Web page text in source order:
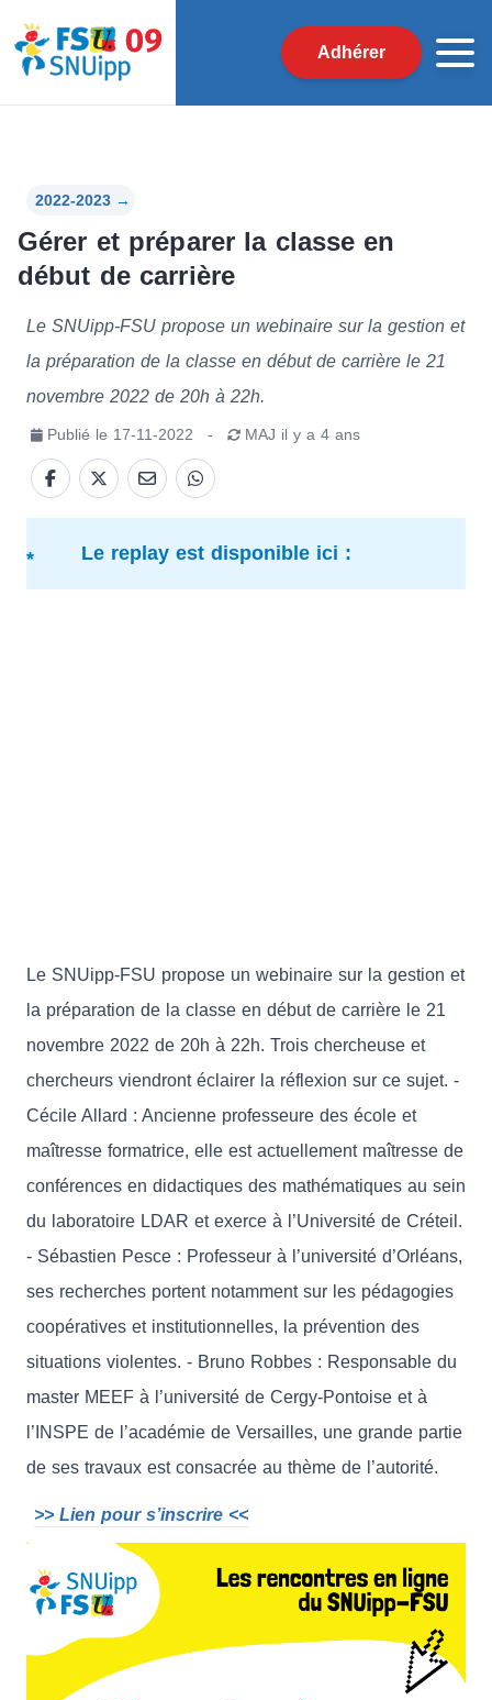
Adhérer
2022-2023 →
Gérer et préparer la classe en
début de carrière
Le SNUipp-FSU propose un webinaire sur la gestion et
la préparation de la classe en début de carrière le 21
novembre 2022 de 20h à 22h.
Publié le 17-11-2022 - MAJ il y a 4 ans
Le replay est disponible ici :
Le SNUipp-FSU propose un webinaire sur la gestion et
la préparation de la classe en début de carrière le 21
novembre 2022 de 20h à 22h. Trois chercheuse et
chercheurs viendront éclairer la réflexion sur ce sujet. -
Cécile Allard : Ancienne professeure des école et
maîtresse formatrice, elle est actuellement maîtresse de
conférences en didactiques des mathématiques au sein
du laboratoire LDAR et exerce à l’Université de Créteil.
- Sébastien Pesce : Professeur à l’université d’Orléans,
ses recherches portent notamment sur les pédagogies
coopératives et institutionnelles, la prévention des
situations violentes. - Bruno Robbes : Responsable du
master MEEF à l’université de Cergy-Pontoise et à
l’INSPE de l’académie de Versailles, une grande partie
de ses travaux est consacrée au thème de l’autorité.
>> Lien pour s’inscrire <<